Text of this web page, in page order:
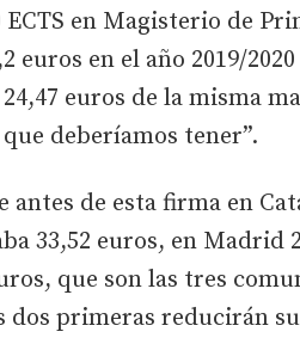
en Magisterio de
euros en el año 2019/
euros de la misma
deberíamos tener”.
antes de esta firma en
33,52 euros, en
que son las tres
dos primeras reducirán